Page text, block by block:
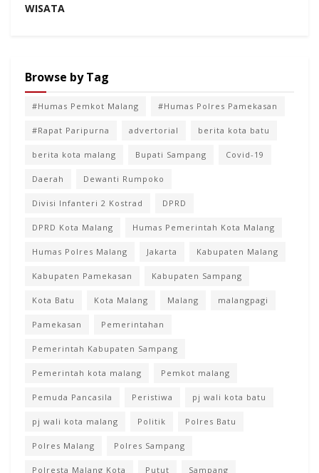
WISATA
Browse by Tag
#Humas Pemkot Malang #Humas Polres Pamekasan
#Rapat Paripurna advertorial berita kota batu
berita kota malang Bupati Sampang Covid-19
Daerah Dewanti Rumpoko
Divisi Infanteri 2 Kostrad DPRD
DPRD Kota Malang Humas Pemerintah Kota Malang
Humas Polres Malang Jakarta Kabupaten Malang
Kabupaten Pamekasan Kabupaten Sampang
Kota Batu Kota Malang Malang malangpagi
Pamekasan Pemerintahan
Pemerintah Kabupaten Sampang
Pemerintah kota malang Pemkot malang
Pemuda Pancasila Peristiwa pj wali kota batu
pj wali kota malang Politik Polres Batu
Polres Malang Polres Sampang
Polresta Malang Kota Putut Sampang